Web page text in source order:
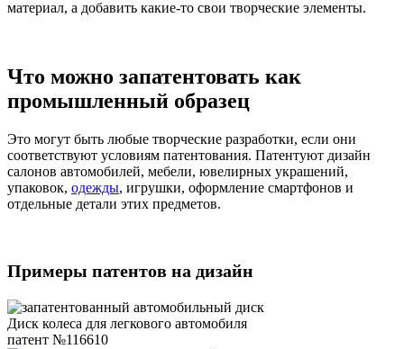
материал, а добавить какие-то свои творческие элементы.
Что можно запатентовать как
промышленный образец
Это могут быть любые творческие разработки, если они
соответствуют условиям патентования. Патентуют дизайн
салонов автомобилей, мебели, ювелирных украшений,
упаковок, одежды, игрушки, оформление смартфонов и
отдельные детали этих предметов.
Примеры патентов на дизайн
Диск колеса для легкового автомобиля
патент №116610